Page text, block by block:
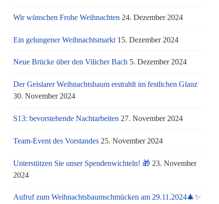
Wir wünschen Frohe Weihnachten 24. Dezember 2024
Ein gelungener Weihnachtsmarkt 15. Dezember 2024
Neue Brücke über den Vilicher Bach 5. Dezember 2024
Der Geislarer Weihnachtsbaum erstrahlt im festlichen Glanz
30. November 2024
S13: bevorstehende Nachtarbeiten 27. November 2024
Team-Event des Vorstandes 25. November 2024
Unterstützen Sie unser Spendenwichteln! 🎁 23. November
2024
Aufruf zum Weihnachtsbaumschmücken am 29.11.2024🎄✨